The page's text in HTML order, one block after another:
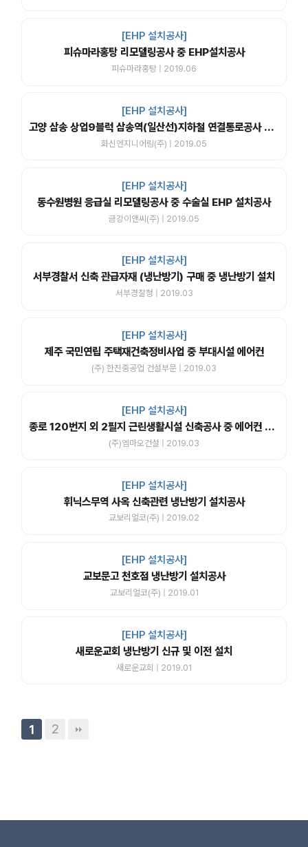
[EHP 설치공사]
피슈마라홍탕 리모델링공사 중 EHP설치공사
피슈마라홍탕 | 2019.06
[EHP 설치공사]
고양 삼송 상업9블럭 삼송역(일산선)지하철 연결통로공사 중 냉난방(EHP) 공사
화신엔지니어링(주) | 2019.05
[EHP 설치공사]
동수원병원 응급실 리모델링공사 중 수술실 EHP 설치공사
금강이앤씨(주) | 2019.05
[EHP 설치공사]
서부경찰서 신축 관급자재 (냉난방기) 구매 중 냉난방기 설치
서부경찰청 | 2019.03
[EHP 설치공사]
제주 국민연립 주택재건축정비사업 중 부대시설 에어컨
(주) 한진중공업 건설부문 | 2019.03
[EHP 설치공사]
종로 120번지 외 2필지 근린생활시설 신축공사 중 에어컨 자재 납품 및 시공
(주)엠마오건설 | 2019.03
[EHP 설치공사]
휘닉스무역 사옥 신축관련 냉난방기 설치공사
교보리얼코(주) | 2019.02
[EHP 설치공사]
교보문고 천호점 냉난방기 설치공사
교보리얼코(주) | 2019.01
[EHP 설치공사]
새로운교회 냉난방기 신규 및 이전 설치
새로운교회 | 2019.01
1 2